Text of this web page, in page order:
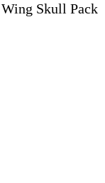
Skull Pack